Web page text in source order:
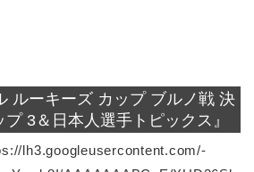
ルーキーズ カップ ブルノ戦 決
3＆日本人選手トピックス』
lh3.googleusercontent.com/-